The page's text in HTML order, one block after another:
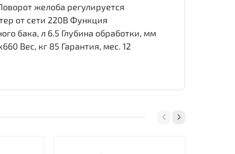
желоба регулируется
от сети 220В Функция
бака, л 6.5 Глубина обработки, мм
Вес, кг 85 Гарантия, мес. 12